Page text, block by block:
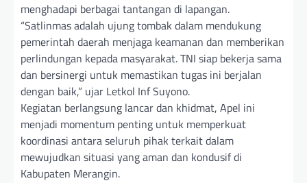
menghadapi berbagai tantangan di lapangan.
“Satlinmas adalah ujung tombak dalam mendukung
pemerintah daerah menjaga keamanan dan memberikan
perlindungan kepada masyarakat. TNI siap bekerja sama
dan bersinergi untuk memastikan tugas ini berjalan
dengan baik,” ujar Letkol Inf Suyono.
Kegiatan berlangsung lancar dan khidmat, Apel ini
menjadi momentum penting untuk memperkuat
koordinasi antara seluruh pihak terkait dalam
mewujudkan situasi yang aman dan kondusif di
Kabupaten Merangin.